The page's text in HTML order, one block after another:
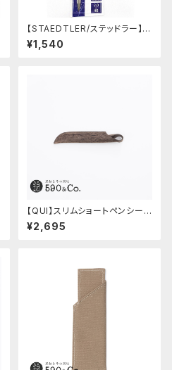
【STAEDTLER/ステッドラー】マ
ルス テクニコ芯ホルダー ブラッ
ク・限定 字消し付セット
¥1,540
【QUI】スリムショートペンシー
ス・クードゥー (ストーン)
¥2,695